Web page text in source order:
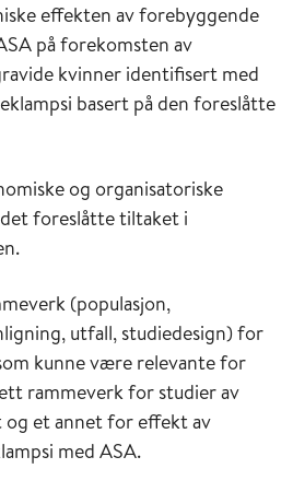
effekten av forebyggende
på forekomsten av
kvinner identifisert med
basert på den foreslåtte
og organisatoriske
foreslåtte tiltaket i
(populasjon,
utfall, studiedesign) for
kunne være relevante for
rammeverk for studier av
et annet for effekt av
med ASA.